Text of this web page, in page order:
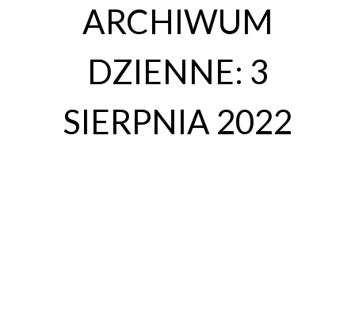
ARCHIWUM
DZIENNE: 3
SIERPNIA 2022